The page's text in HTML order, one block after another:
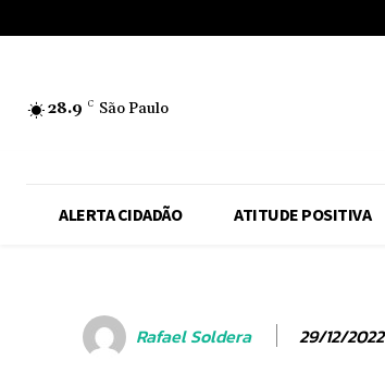
28.9 C São Paulo
ALERTA CIDADÃO ATITUDE POSITIVA
Rafael Soldera 29/12/2022